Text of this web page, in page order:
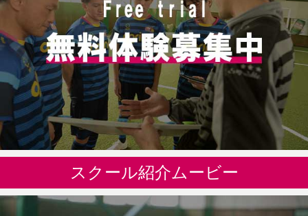
スクール紹介ムービー